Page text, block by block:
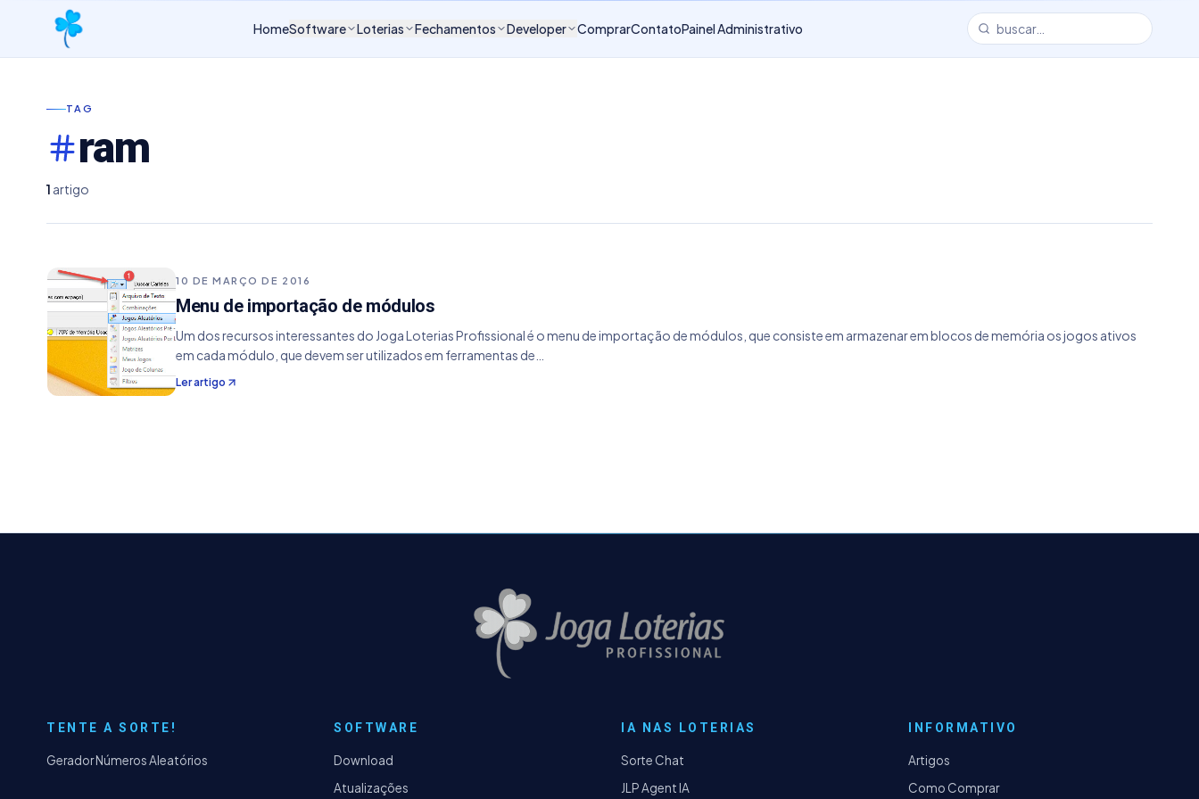
HomeSoftware Loterias Fechamentos Developer ComprarContatoPainel Administrativo
TAG
ram
1 artigo
10 DE MARÇO DE 2016
Menu de importação de módulos
Um dos recursos interessantes do Joga Loterias Profissional é o menu de importação de módulos, que consiste em armazenar em blocos de memória os jogos ativos
em cada módulo, que devem ser utilizados em ferramentas de…
Ler artigo
TENTE A SORTE!
Gerador Números Aleatórios
SOFTWARE
Download
Atualizações
IA NAS LOTERIAS
Sorte Chat
JLP Agent IA
INFORMATIVO
Artigos
Como Comprar